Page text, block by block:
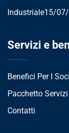
Industriale15/
Servizi e
Benefici Per I Soci
Pacchetto Servizi
Contatti